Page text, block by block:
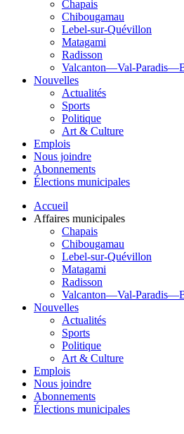
Chapais
Chibougamau
Lebel-sur-Quévillon
Matagami
Radisson
Valcanton—Val-
Nouvelles
Actualités
Sports
Politique
Art & Culture
Emplois
Nous joindre
Abonnements
Élections municipales
Accueil
Affaires municipales
Chapais
Chibougamau
Lebel-sur-Quévillon
Matagami
Radisson
Valcanton—Val-
Nouvelles
Actualités
Sports
Politique
Art & Culture
Emplois
Nous joindre
Abonnements
Élections municipales